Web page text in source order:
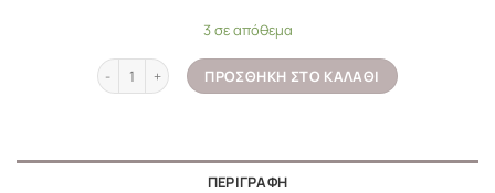
3 σε απόθεμα
Πετσετοκρεμάστρα διπλή UNO 1262 Χρωμέ KARAG 60cm
ΠΡΟΣΘΉΚΗ ΣΤΟ ΚΑΛΆΘΙ
ΠΕΡΙΓΡΑΦΉ